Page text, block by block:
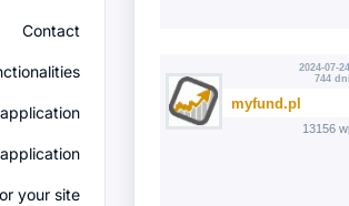
Contact
your site
2024-07-
744
myfund.pl
13156